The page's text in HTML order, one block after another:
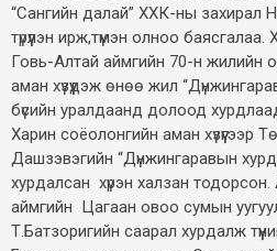
“Сангийн далай” ХХК-ны захирал
түрүүлэн ирж,түмэн олноо
Говь-Алтай аймгийн 70-н жилийн
аман хүзүүдэж өнөө жил
бүсийн уралдаанд долоод
Харин соёолонгийн аман
Дашзэвэгийн “Дүнжингаравын
хурдалсан хүрэн халзан
аймгийн Цагаан овоо сумын
Т.Батзоригийн саарал хурдалж